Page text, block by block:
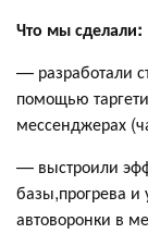
Что мы сделали:
— разработали
помощью
мессенджерах
— выстроили
базы,прогрева и
автоворонки в